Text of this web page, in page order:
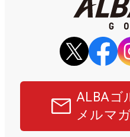
ALBAゴ
メルマ